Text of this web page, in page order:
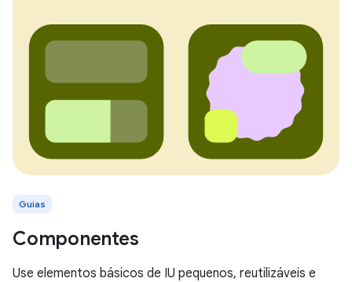
Guias
Componentes
Use elementos básicos de IU pequenos, reutilizáveis e